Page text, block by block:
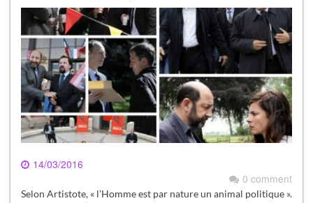
14/03/2016
0 comment
Selon Artistote, « l’Homme est par nature un animal politique ».